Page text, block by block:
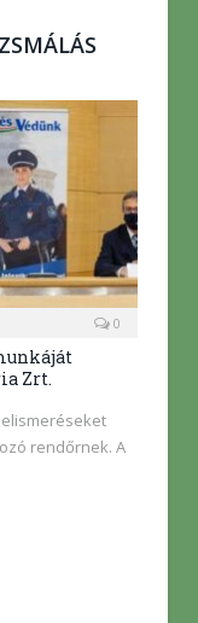
0
Zrt.
rendőrnek. A